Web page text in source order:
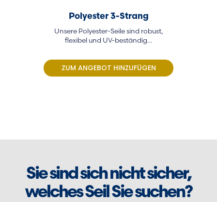
Polyester 3-Strang
Unsere Polyester-Seile sind robust,
flexibel und UV-beständig…
ZUM ANGEBOT HINZUFÜGEN
Sie sind sich nicht sicher,
welches Seil Sie suchen?